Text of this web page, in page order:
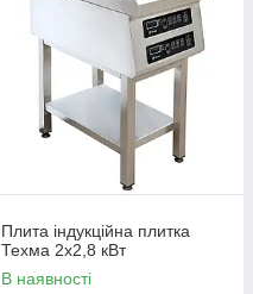
Плита індукційна плитка
Техма 2х2,8 кВт
В наявності